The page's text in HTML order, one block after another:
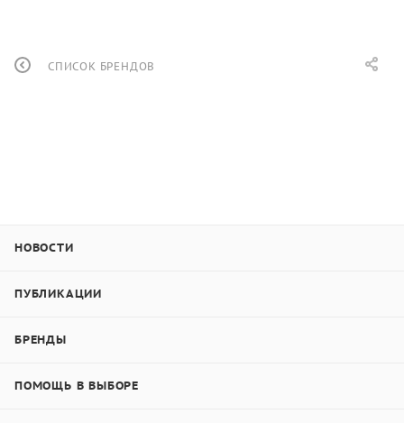
СПИСОК БРЕНДОВ
НОВОСТИ
ПУБЛИКАЦИИ
БРЕНДЫ
ПОМОЩЬ В ВЫБОРЕ